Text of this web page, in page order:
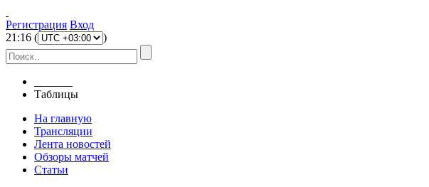
Регистрация Вход
21 :16 ( )
Таблицы
На главную
Трансляции
Лента новостей
Обзоры матчей
Статьи